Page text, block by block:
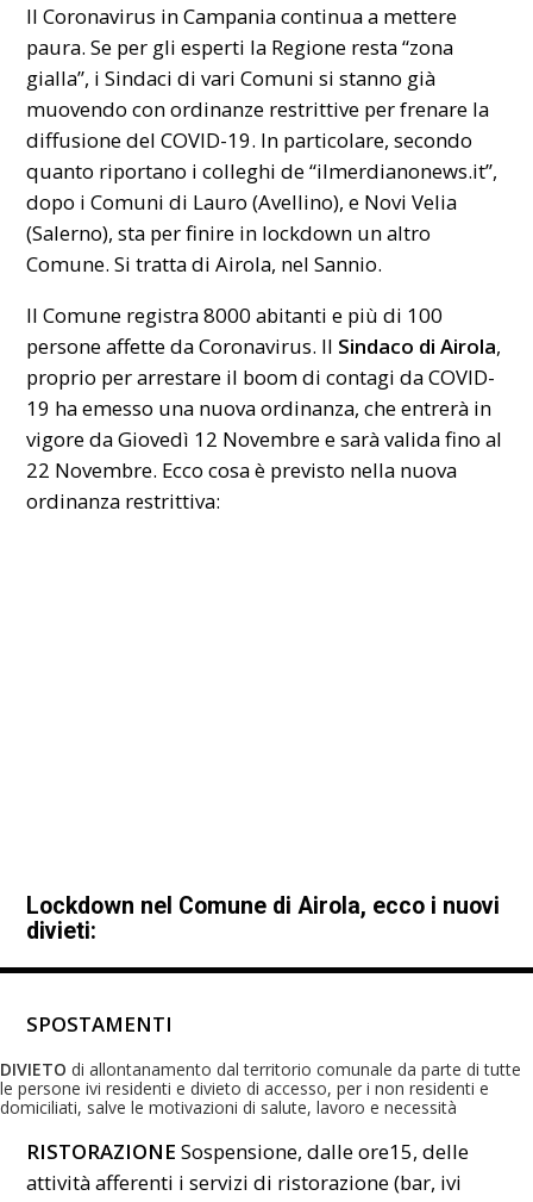
Il Coronavirus inCampaniacontinua a mettere
paura. Se per gli esperti la Regione resta “zona
gialla”, i Sindaci di vari Comuni si stanno già
muovendo con ordinanze restrittive per frenare la
diffusione del COVID-19. In particolare, secondo
quanto riportano i colleghi de “ilmerdianonews.it”,
dopo i Comuni di Lauro (Avellino), e Novi Velia
(Salerno), sta per finire in lockdown un altro
Comune. Si tratta di Airola, nel Sannio.
Il Comune registra 8000 abitanti e più di 100
persone affette da Coronavirus. Il Sindaco di Airola,
proprio per arrestare il boom di contagi da COVID-
19 ha emesso una nuova ordinanza, che entrerà in
vigore da Giovedì 12 Novembre e sarà valida fino al
22 Novembre. Ecco cosa è previsto nella nuova
ordinanza restrittiva:
Lockdown nel Comune di Airola, ecco i nuovi
divieti:
SPOSTAMENTI
DIVIETO di allontanamento dal territorio comunale da parte di tutte
le persone ivi residenti e divieto di accesso, per i non residenti e
domiciliati, salve le motivazioni di salute, lavoro e necessità
RISTORAZIONESospensione, dalle ore15, delle
attività afferenti i servizi di ristorazione (bar, ivi